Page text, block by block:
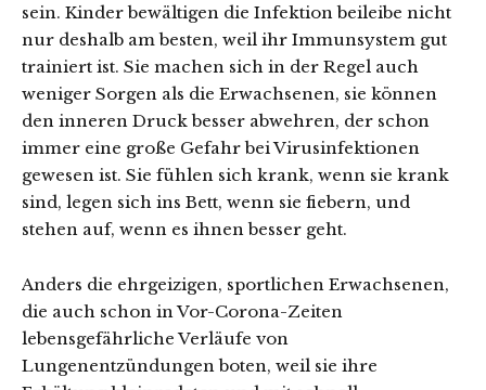
sein. Kinder bewältigen die Infektion beileibe nicht
nur deshalb am besten, weil ihr Immunsystem gut
trainiert ist. Sie machen sich in der Regel auch
weniger Sorgen als die Erwachsenen, sie können
den inneren Druck besser abwehren, der schon
immer eine große Gefahr bei Virusinfektionen
gewesen ist. Sie fühlen sich krank, wenn sie krank
sind, legen sich ins Bett, wenn sie fiebern, und
stehen auf, wenn es ihnen besser geht.
Anders die ehrgeizigen, sportlichen Erwachsenen,
die auch schon in Vor-Corona-Zeiten
lebensgefährliche Verläufe von
Lungenentzündungen boten, weil sie ihre